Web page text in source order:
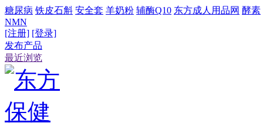
糖尿病 铁皮石斛 安全套 羊奶粉 辅酶Q10 东方成人用品网 酵素
NMN
[注册] [登录]
发布产品
最近浏览